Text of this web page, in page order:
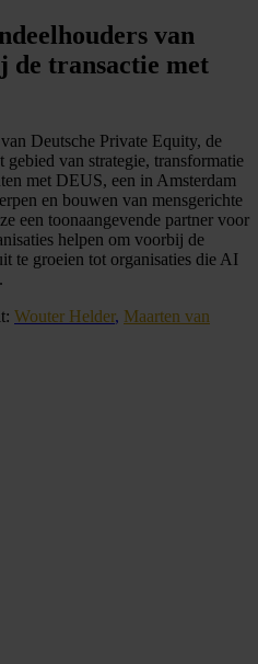
van
de transactie met
Deutsche Private Equity, de
gebied van strategie, transformatie
met DEUS, een in Amsterdam
en bouwen van mensgerichte
een toonaangevende partner voor
helpen om voorbij de
te groeien tot organisaties die AI
Wouter Helder, Maarten van